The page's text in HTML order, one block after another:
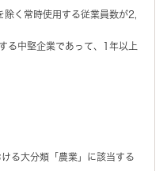
く常時使用する従業員数が2,
る中堅企業であって、1年以上
る大分類「農業」に該当する